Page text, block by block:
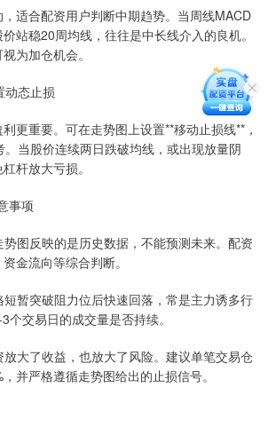
适合配资用户判断中期趋势。当周线MACD
站稳20周均线，往往是中长线介入的良机。
为加仓机会。
动态止损
更重要。可在走势图上设置**移动止损线**，
当股价连续两日跌破均线，或出现放量阴
杆放大亏损。
事项
图反映的是历史数据，不能预测未来。配资
金流向等综合判断。
暂突破阻力位后快速回落，常是主力诱多行
个交易日的成交量是否持续。
大了收益，也放大了风险。建议单笔交易仓
并严格遵循走势图给出的止损信号。